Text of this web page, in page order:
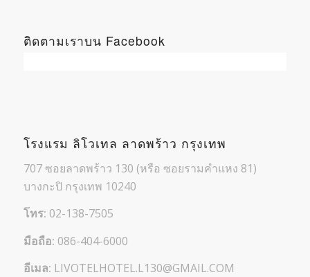
ติดตามเราบน Facebook
โรงแรม ลิโวเทล ลาดพร้าว กรุงเทพ
707 ซอยลาดพร้าว 130 (หรือ ซอยรามคำแหง 81)
บางกะปิ กรุงเทพ 10240
โทร: 02-138-7505
มือถือ: 086-404-6000
อีเมล: LIVOTELHOTEL.L130@GMAIL.COM